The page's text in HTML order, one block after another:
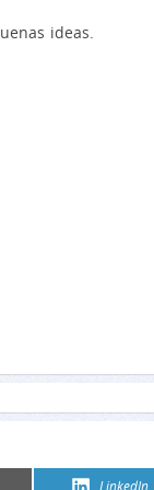
ideas.
LinkedIn